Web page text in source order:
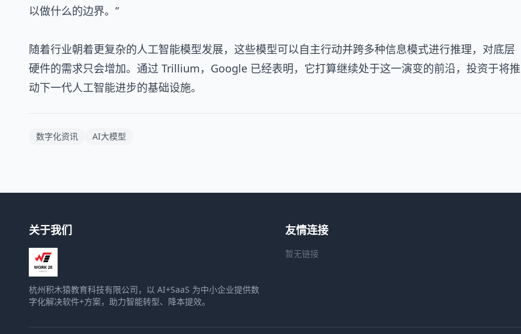
以做什么的边界。”
随着行业朝着更复杂的人工智能模型发展，这些模型可以自主行动并跨多种信息模式进行推理，对底层
硬件的需求只会增加。通过 Trillium，Google 已经表明，它打算继续处于这一演变的前沿，投资于将推
动下一代人工智能进步的基础设施。
数字化资讯 AI大模型
关于我们
杭州积木猿教育科技有限公司，以 AI+SaaS 为中小企业提供数
字化解决软件+方案，助力智能转型、降本提效。
友情连接
暂无链接